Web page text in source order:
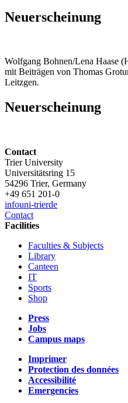
Neuerscheinung
Wolfgang Bohnen/Lena Haase
mit Beiträgen von Thomas
Leitzgen.
Neuerscheinung
Contact
Trier University
Universitätsring 15
54296 Trier, Germany
+49 651 201-0
infouni-trierde
Contact
Facilities
Faculties & Subjects
Library
Canteen
IT
Sports
Shop
Press
Jobs
Campus maps
Imprimer
Protection des données
Accessibilité
Emergencies